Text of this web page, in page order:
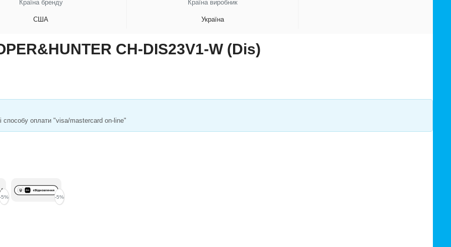
Країна бренду
США
Країна виробник
Україна
CH-DIS23V1-W (Dis)
способу оплати "visa/mastercard on-line"
-5% -5%